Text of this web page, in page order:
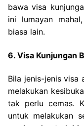
bawa visa
ini lumayan
biasa lain.
6. Visa Kunjungan
Bila jenis-jenis visa
melakukan
tak perlu cemas.
untuk melakukan